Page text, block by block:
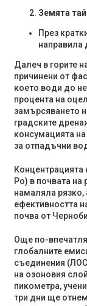
Земята
През
Далеч в горите
причинени от
което води до
процента на
замърсяването
градските
консумацията на
за отпадъчни
Концентрацията
Po) в почвата
намаляла рязко,
ефективността
почва от
Още по-
глобалните
съединения
на озоновия
пикометра,
три дни ще